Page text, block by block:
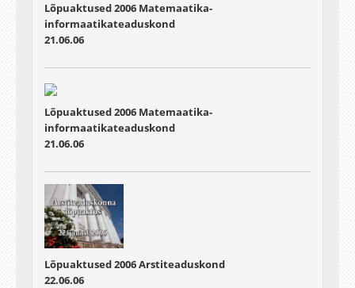
Lõpuaktused 2006 Matemaatika-
informaatikateaduskond
21.06.06
Lõpuaktused 2006 Matemaatika-
informaatikateaduskond
21.06.06
Lõpuaktused 2006Arstiteaduskond
22.06.06